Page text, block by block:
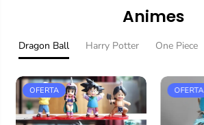
Animes
Dragon Ball Harry Potter One Piece
OFERTA OFERTA